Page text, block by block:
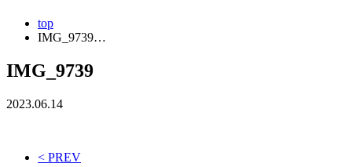
top
IMG_9739…
IMG_9739
2023.06.14
< PREV